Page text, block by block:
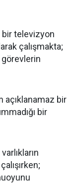
bir televizyon
çalışmakta;
açıklanamaz bir
bir